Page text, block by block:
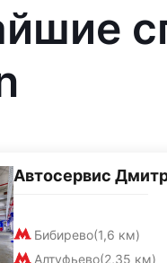
Автосервис
Бибирево(1,6 км)
Алтуфьево(2,35 км)